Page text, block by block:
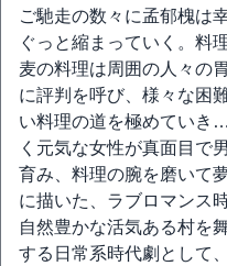
ご馳走の数々に孟郁槐は
ぐっと縮まっていく。料
麦の料理は周囲の人々の
に評判を呼び、様々な困
い料理の道を極めていき
く元気な女性が真面目で
育み、料理の腕を磨いて
に描いた、ラブロマンス
自然豊かな活気ある村を
する日常系時代劇として